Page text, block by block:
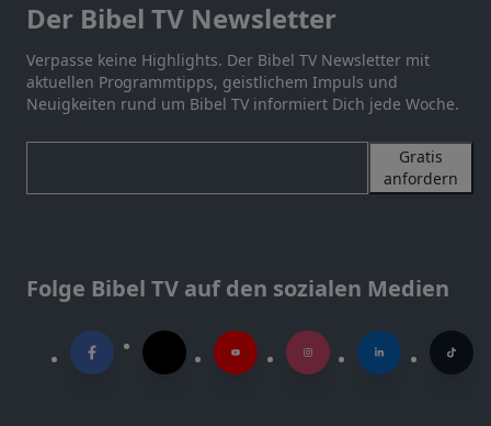
Der Bibel TV Newsletter
Verpasse keine Highlights. Der Bibel TV Newsletter mit
aktuellen Programmtipps, geistlichem Impuls und
Neuigkeiten rund um Bibel TV informiert Dich jede Woche.
Gratis
anfordern
Folge Bibel TV auf den sozialen Medien